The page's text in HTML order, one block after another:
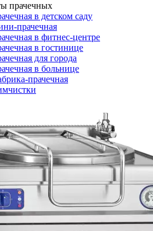
прачечных
в детском саду
прачечная
в фитнес-центре
в гостинице
для города
в больнице
прачечная